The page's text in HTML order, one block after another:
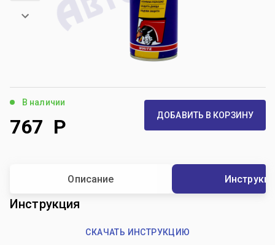
В наличии
767 Р ДОБАВИТЬ В КОРЗИНУ
Описание
Инструкция
СКАЧАТЬ ИНСТРУКЦИЮ